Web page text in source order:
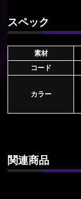
スペック
素材
コード
カラー
関連商品